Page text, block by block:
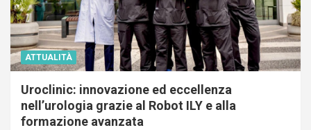
ATTUALITÀ
Uroclinic: innovazione ed eccellenza
nell’urologia grazie al Robot ILY e alla
formazione avanzata